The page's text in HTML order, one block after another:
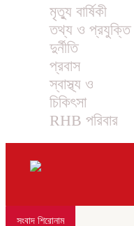
মৃত্যু বার্ষিকী
তথ্য ও প্রযুক্তি
দুর্নীতি
প্রবাস
স্বাস্থ্য ও
চিকিৎসা
RHB পরিবার
সংবাদ শিরোনাম